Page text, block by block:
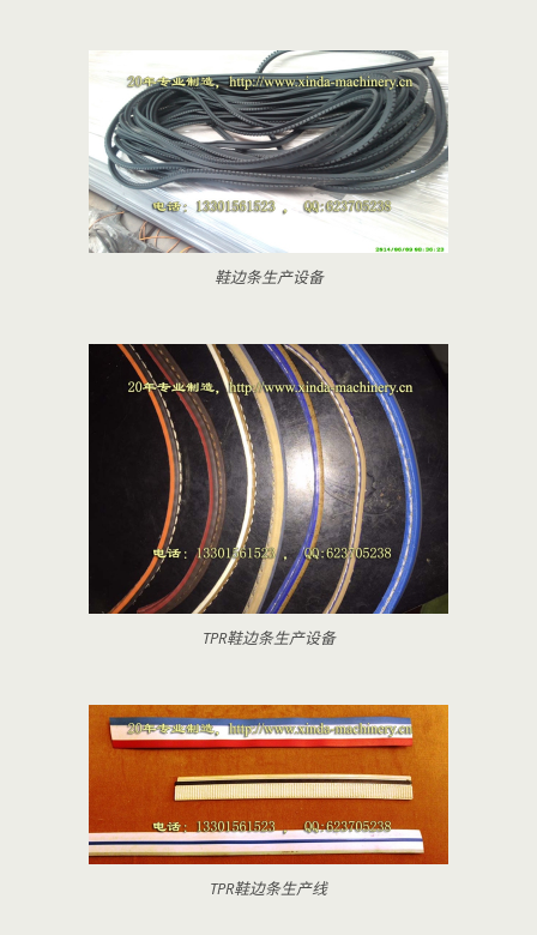
鞋边条生产设备
TPR鞋边条生产设备
TPR鞋边条生产线